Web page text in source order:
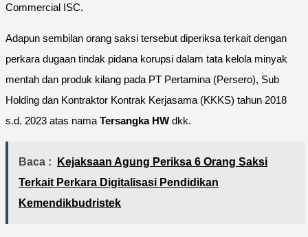
Commercial ISC.
Adapun sembilan orang saksi tersebut diperiksa terkait dengan
perkara dugaan tindak pidana korupsi dalam tata kelola minyak
mentah dan produk kilang pada PT Pertamina (Persero), Sub
Holding dan Kontraktor Kontrak Kerjasama (KKKS) tahun 2018
s.d. 2023 atas nama Tersangka HW dkk.
Baca :
Kejaksaan Agung Periksa 6 Orang Saksi
Terkait Perkara Digitalisasi Pendidikan
Kemendikbudristek